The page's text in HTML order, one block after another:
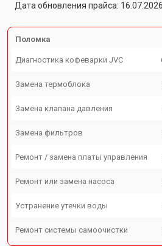
Дата обновления прайса: 16.07.2026
Поломка
Диагностика кофеварки JVC
Замена термоблока
Замена клапана давления
Замена фильтров
Ремонт / замена платы управления
Ремонт или замена насоса
Устранение утечки воды
Ремонт системы самоочистки